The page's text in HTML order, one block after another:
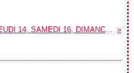
SORTIES DU JEUDI 14, SAMEDI 16, DIMANCHE 17 ET LUNDI 18 SEPTEMBRE.